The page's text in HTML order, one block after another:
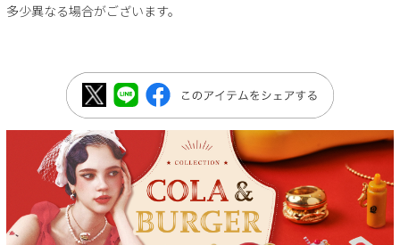
多少異なる場合がございます。